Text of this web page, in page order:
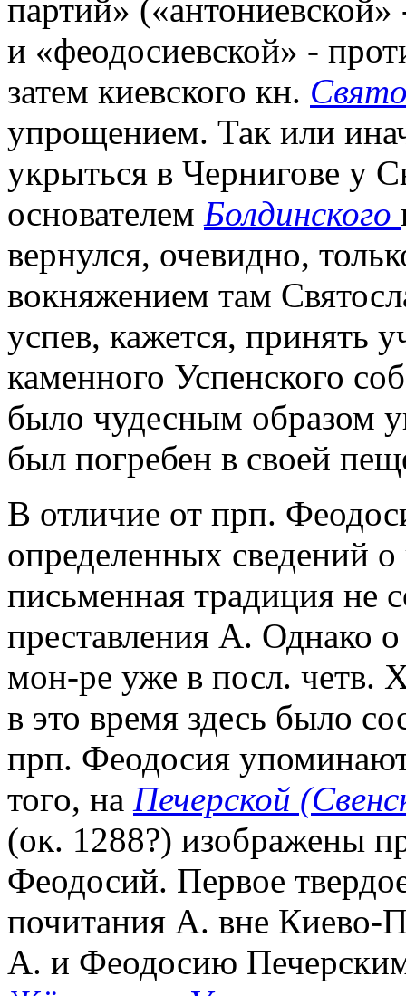
партий»
и «феодосиевской» -
затем киевского кн.
упрощением. Так или
укрыться в Чернигове у
основателем Болдинского
вернулся, очевидно,
вокняжением там
успев, кажется, принять
каменного Успенского
было чудесным образом
был погребен в своей
В отличие от прп.
определенных сведений
письменная традиция не
преставления А. Однако
мон-ре уже в посл. четв.
в это время здесь было
прп. Феодосия
того, на Печерской
(ок. 1288?) изображены
Феодосий. Первое
почитания А. вне Киево-
А. и Феодосию Печерским